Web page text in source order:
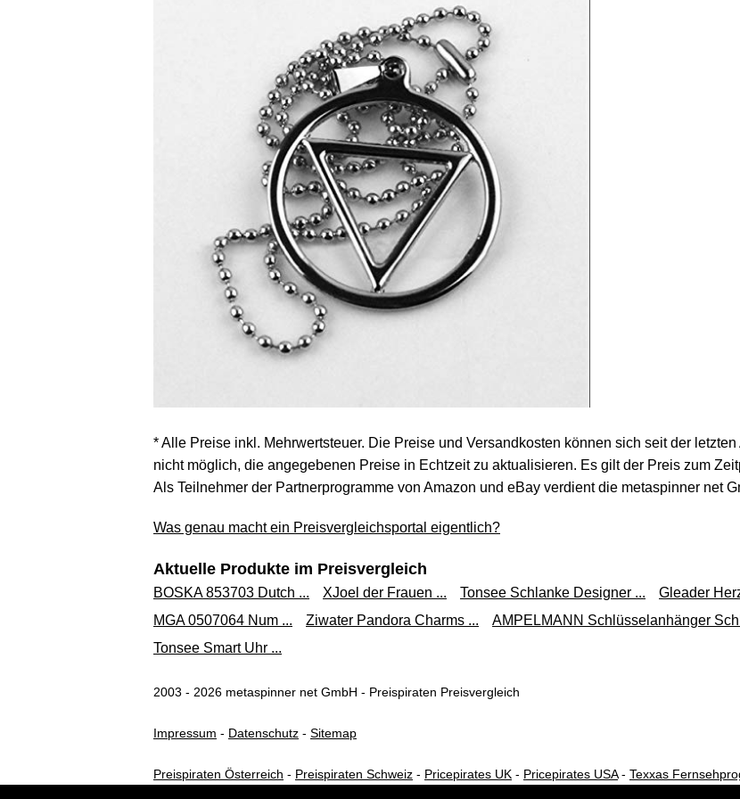
* Alle Preise inkl. Mehrwertsteuer. Die Preise und Versandkosten können sich seit der
nicht möglich, die angegebenen Preise in Echtzeit zu aktualisieren. Es gilt der Preis zum
Als Teilnehmer der Partnerprogramme von Amazon und eBay verdient die metaspinner net
Was genau macht ein Preisvergleichsportal eigentlich?
Aktuelle Produkte im Preisvergleich
BOSKA 853703 Dutch ... XJoel der Frauen ... Tonsee Schlanke Designer ... Gleader
MGA 0507064 Num ...
Ziwater Pandora Charms ... AMPELMANN Schlüsselanhänger
Tonsee Smart Uhr ...
2003 - 2026 metaspinner net GmbH - Preispiraten Preisvergleich
Impressum - Datenschutz - Sitemap
Preispiraten Österreich - Preispiraten Schweiz - Pricepirates UK - Pricepirates USA- Texxas